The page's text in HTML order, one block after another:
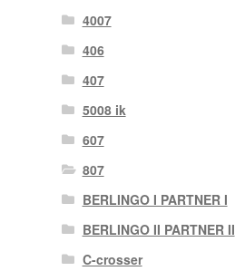
4007
406
407
5008 ik
607
807
BERLINGO I PARTNER I
BERLINGO II PARTNER II
C-crosser